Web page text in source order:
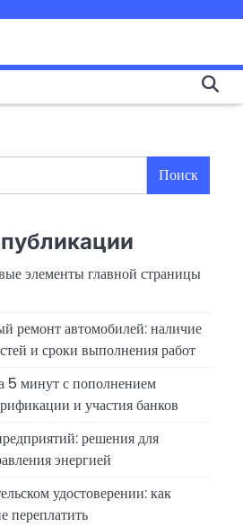
Поиск
элементы главной страницы
ремонт автомобилей: наличие
и сроки выполнения работ
5 минут с пополнением
и участия банков
решения для
энергией
удостоверении: как
переплатить